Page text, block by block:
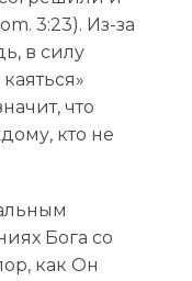
3:23). Из-за
в силу
что
кто не
Бога со
как Он